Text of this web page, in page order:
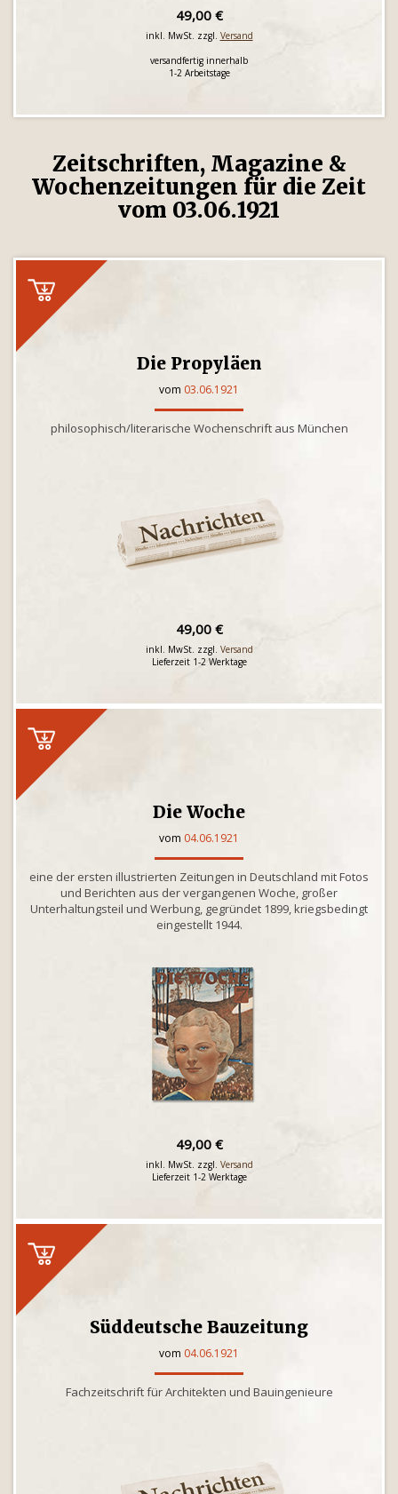
49,00 €
inkl. MwSt. zzgl. Versand
versandfertig innerhalb
1-2 Arbeitstage
Zeitschriften, Magazine &
Wochenzeitungen für die Zeit
vom 03.06.1921
Die Propyläen
vom 03.06.1921
philosophisch/literarische Wochenschrift aus München
49,00 €
inkl. MwSt. zzgl. Versand
Lieferzeit 1-2 Werktage
Die Woche
vom 04.06.1921
eine der ersten illustrierten Zeitungen in Deutschland mit Fotos
und Berichten aus der vergangenen Woche, großer
Unterhaltungsteil und Werbung, gegründet 1899, kriegsbedingt
eingestellt 1944.
49,00 €
inkl. MwSt. zzgl. Versand
Lieferzeit 1-2 Werktage
Süddeutsche Bauzeitung
vom 04.06.1921
Fachzeitschrift für Architekten und Bauingenieure